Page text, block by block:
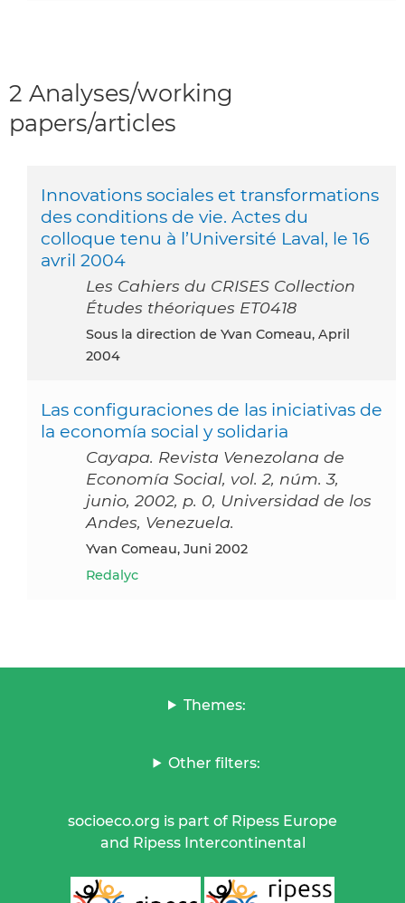
2 Analyses/working
papers/articles
Innovations sociales et transformations
des conditions de vie. Actes du
colloque tenu à l’Université Laval, le 16
avril 2004
Les Cahiers du CRISES Collection
Études théoriques ET0418
Sous la direction de Yvan Comeau, April
2004
Las configuraciones de las iniciativas de
la economía social y solidaria
Cayapa. Revista Venezolana de
Economía Social, vol. 2, núm. 3,
junio, 2002, p. 0, Universidad de los
Andes, Venezuela.
Yvan Comeau, Juni 2002
Redalyc
Themes:
Other filters:
socioeco.org is part of Ripess Europe
and Ripess Intercontinental